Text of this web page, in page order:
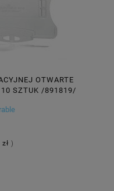
OTWARTE
10 SZTUK /891819/
)